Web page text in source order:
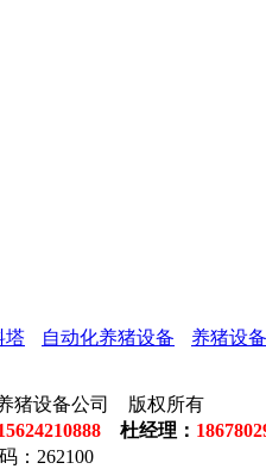
塔 自动化养猪设备 养猪设备
养猪设备公司 版权所有
杜经理 ：
：262100